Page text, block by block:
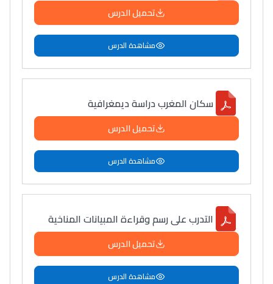
تحميل الدرس
مشاهدة الدرس
سكان المغرب دراسة ديمغرافية
تحميل الدرس
مشاهدة الدرس
التدرب على رسم وقراءة المبيانات المناخية
تحميل الدرس
مشاهدة الدرس